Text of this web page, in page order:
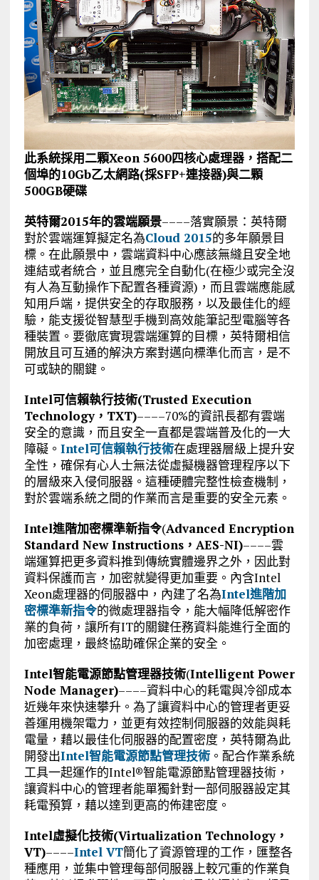
此系統採用二顆Xeon 5600四核心處理器，搭配二
個埠的10Gb乙太網路(採SFP+連接器)與二顆
500GB硬碟
英特爾2015年的雲端願景––––落實願景：英特爾
對於雲端運算擬定名為Cloud 2015的多年願景目
標。在此願景中，雲端資料中心應該無縫且安全地
連結或者統合，並且應完全自動化(在極少或完全沒
有人為互動操作下配置各種資源)，而且雲端應能感
知用戶端，提供安全的存取服務，以及最佳化的經
驗，能支援從智慧型手機到高效能筆記型電腦等各
種裝置。要徹底實現雲端運算的目標，英特爾相信
開放且可互通的解決方案對邁向標準化而言，是不
可或缺的關鍵。
Intel可信賴執行技術(Trusted Execution
Technology， TXT)––––70%的資訊長都有雲端
安全的意識，而且安全一直都是雲端普及化的一大
障礙。 Intel可信賴執行技術在處理器層級上提升安
全性，確保有心人士無法從虛擬機器管理程序以下
的層級來入侵伺服器。這種硬體完整性檢查機制，
對於雲端系統之間的作業而言是重要的安全元素。
Intel進階加密標準新指令(Advanced Encryption
Standard New Instructions， AES-NI)––––雲
端運算把更多資料推到傳統實體邊界之外，因此對
資料保護而言，加密就變得更加重要。內含Intel
Xeon處理器的伺服器中，內建了名為Intel進階加
密標準新指令的微處理器指令，能大幅降低解密作
業的負荷，讓所有IT的關鍵任務資料能進行全面的
加密處理，最終協助確保企業的安全。
Intel智能電源節點管理器技術(Intelligent Power
Node Manager)––––資料中心的耗電與冷卻成本
近幾年來快速攀升。為了讓資料中心的管理者更妥
善運用機架電力，並更有效控制伺服器的效能與耗
電量，藉以最佳化伺服器的配置密度，英特爾為此
開發出Intel智能電源節點管理技術。配合作業系統
工具一起運作的Intel®智能電源節點管理器技術，
讓資料中心的管理者能單獨針對一部伺服器設定其
耗電預算，藉以達到更高的佈建密度。
Intel虛擬化技術(Virtualization Technology，
VT)––––Intel VT簡化了資源管理的工作，匯整各
種應用，並集中管理每部伺服器上較冗重的作業負